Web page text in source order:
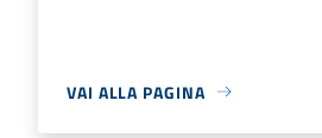
VAI ALLA PAGINA